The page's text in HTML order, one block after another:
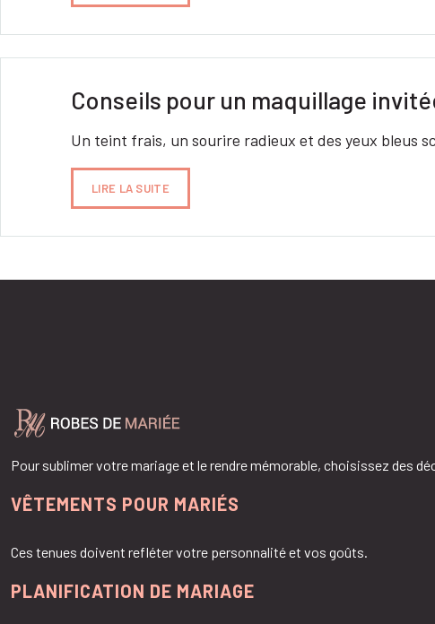
Conseils pour un maquillage
Un teint frais, un sourire radieux et des yeux bleus
LIRE LA SUITE
Pour sublimer votre mariage et le rendre mémorable, choisissez des
VÊTEMENTS POUR MARIÉS
Ces tenues doivent refléter votre personnalité et vos goûts.
PLANIFICATION DE MARIAGE